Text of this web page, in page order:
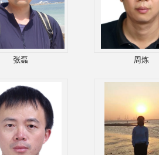
张磊 周炼